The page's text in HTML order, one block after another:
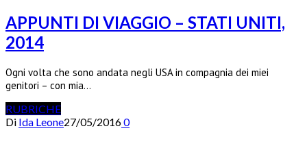
APPUNTI DI VIAGGIO – STATI UNITI,
2014
Ogni volta che sono andata negli USA in compagnia dei miei
genitori – con mia…
RUBRICHE
Di Ida Leone27/05/20160